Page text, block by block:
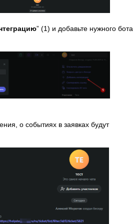
” (1) и добавьте нужного бота
о событиях в заявках будут